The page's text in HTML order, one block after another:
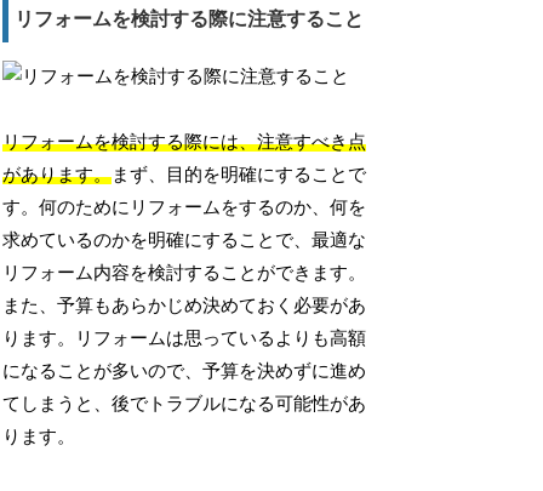
リフォームを検討する際に注意すること
リフォームを検討する際には、注意すべき点
があります。まず、目的を明確にすることで
す。何のためにリフォームをするのか、何を
求めているのかを明確にすることで、最適な
リフォーム内容を検討することができます。
また、予算もあらかじめ決めておく必要があ
ります。リフォームは思っているよりも高額
になることが多いので、予算を決めずに進め
てしまうと、後でトラブルになる可能性があ
ります。